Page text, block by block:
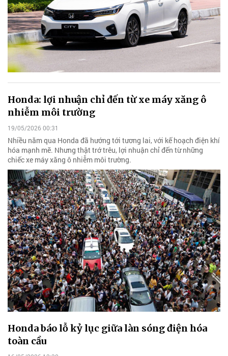
Honda: lợi nhuận chỉ đến từ xe máy xăng ô
nhiễm môi trường
19/05/2026 00:31
Nhiều năm qua Honda đã hướng tới tương lai, với kế hoạch điện khí
hóa mạnh mẽ. Nhưng thật trớ trêu, lợi nhuận chỉ đến từ những
chiếc xe máy xăng ô nhiễm môi trường.
Honda báo lỗ kỷ lục giữa làn sóng điện hóa
toàn cầu